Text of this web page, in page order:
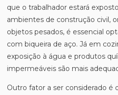
que o trabalhador estará
ambientes de construção civil,
objetos pesados, é essencial
com biqueira de aço. Já em
exposição à água e produtos
impermeáveis são mais
Outro fator a ser considerado é